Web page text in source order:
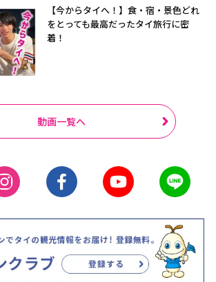
【今からタイへ！】食・宿・景色どれ
をとっても最高だったタイ旅行に密
着！
動画一覧へ